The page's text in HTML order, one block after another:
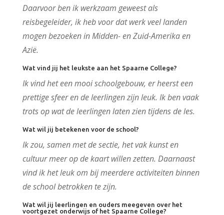
Daarvoor ben ik werkzaam geweest als
reisbegeleider, ik heb voor dat werk veel landen
mogen bezoeken in Midden- en Zuid-Amerika en
Azië.
Wat vind jij het leukste aan het Spaarne College?
Ik vind het een mooi schoolgebouw, er heerst een
prettige sfeer en de leerlingen zijn leuk. Ik ben vaak
trots op wat de leerlingen laten zien tijdens de les.
Wat wil jij betekenen voor de school?
Ik zou, samen met de sectie, het vak kunst en
cultuur meer op de kaart willen zetten. Daarnaast
vind ik het leuk om bij meerdere activiteiten binnen
de school betrokken te zijn.
Wat wil jij leerlingen en ouders meegeven over het
voortgezet onderwijs of het Spaarne College?